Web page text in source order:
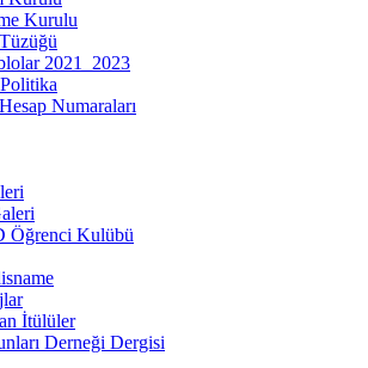
Kurulu
2021_2023
Numaraları
Öğrenci Kulübü
İtülüler
Derneği Dergisi